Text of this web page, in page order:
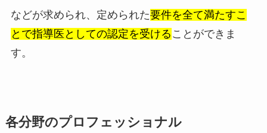
などが求められ、定められた要件を全て満たすこ
とで指導医としての認定を受ける ことができま
す。
各分野のプロフェッショナル